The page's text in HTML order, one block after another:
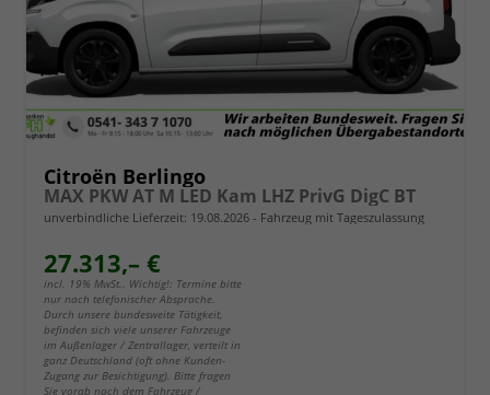
Citroën Berlingo
MAX PKW AT M LED Kam LHZ PrivG DigC BT
unverbindliche Lieferzeit: 19.08.2026 Fahrzeug mit Tageszulassung
27.313,– €
incl. 19% MwSt.. Wichtig!: Termine bitte
nur nach telefonischer Absprache.
Durch unsere bundesweite Tätigkeit,
befinden sich viele unserer Fahrzeuge
im Außenlager / Zentrallager, verteilt in
ganz Deutschland (oft ohne Kunden-
Zugang zur Besichtigung). Bitte fragen
Sie vorab nach dem Fahrzeug /